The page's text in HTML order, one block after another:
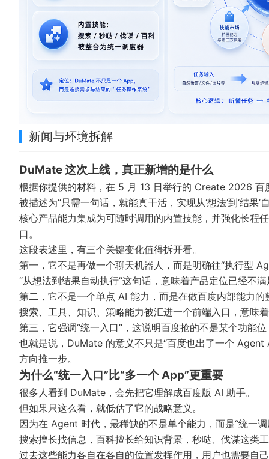
新闻与环境拆解
DuMate 这次上线，真正新增的是什么
根据你提供的材料，在 5 月 13 日举行的 Create 2026
被描述为“只需一句话，就能真干活，实现从‘想法’到‘结
核心产品能力集成为可随时调用的内置技能，并强化长程
口。
这段表述里，有三个关键变化值得拆开看。
第一，它不是再做一个聊天机器人，而是明确往“执行型
“从想法到结果自动执行”这句话，意味着产品定位已经不
第二，它不是一个单点 AI 能力，而是在做百度内部能力的
搜索、工具、知识、策略能力被汇进一个前端入口，意味
第三，它强调“统一入口”，这说明百度抢的不是某个功能
也就是说，DuMate 的意义不只是“百度也出了一个
方向推一步。
为什么“统一入口”比“多一个 App”更重要
很多人看到 DuMate，会先把它理解成百度版 AI 助手。
但如果只这么看，就低估了它的战略意义。
因为在 Agent 时代，最稀缺的不是单个能力，而是“统一
搜索擅长找信息，百科擅长给知识背景，秒哒、伐谋这类
过去这些能力各自在各自的位置发挥作用，用户也需要自